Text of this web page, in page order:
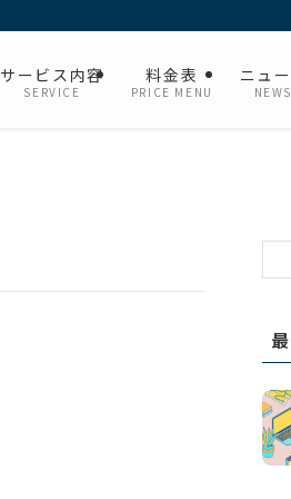
サービス内容
SERVICE
料金表
PRICE MENU
ニュ